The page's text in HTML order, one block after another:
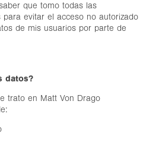
que tomo todas las
para evitar el acceso no autorizado
de mis usuarios por parte de
datos?
trato en Matt Von Drago